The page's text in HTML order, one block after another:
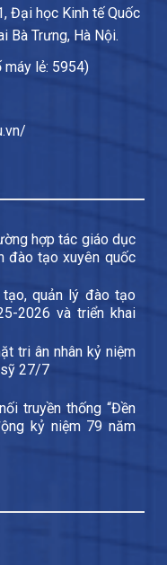
Đại học Kinh tế Quốc
Bà Trưng, Hà Nội.
máy lẻ: 5954)
hợp tác giáo dục
đào tạo xuyên quốc
quản lý đào tạo
2026 và triển khai
tri ân nhân kỷ niệm
27/7
truyền thống “Đền
kỷ niệm 79 năm